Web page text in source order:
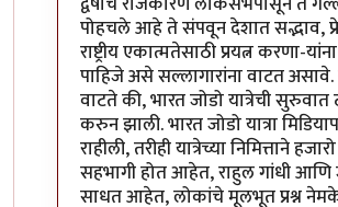
पोहचले आहे ते संपवून देशात सद्भाव,
राष्ट्रीय एकात्मतेसाठी प्रयत्न करणा-
पाहिजे असे सल्लागारांना वाटत असावे.
वाटते की, भारत जोडो यात्रेची
करुन झाली. भारत जोडो यात्रा
राहीली, तरीही यात्रेच्या निमित्ताने
सहभागी होत आहेत, राहुल गांधी
साधत आहेत, लोकांचे मूलभूत प्रश्न